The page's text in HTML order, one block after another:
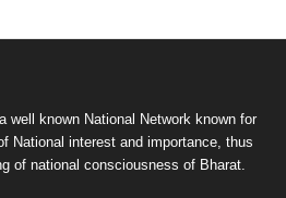
well known National Network known for
National interest and importance, thus
of national consciousness of Bharat.